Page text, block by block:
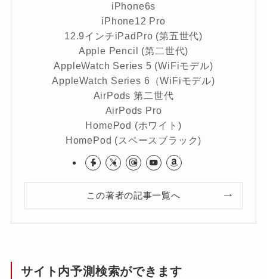
iPhone6s
iPhone12 Pro
12.9インチiPadPro (第五世代)
Apple Pencil (第二世代)
AppleWatch Series 5 (WiFiモデル)
AppleWatch Series 6（WiFiモデル)
AirPods 第二世代
AirPods Pro
HomePod (ホワイト)
HomePod (スペースブラック)
この著者の記事一覧へ
サイト内予測検索ができます